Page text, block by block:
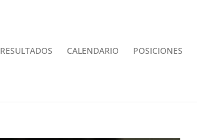
RESULTADOS CALENDARIO POSICIONES